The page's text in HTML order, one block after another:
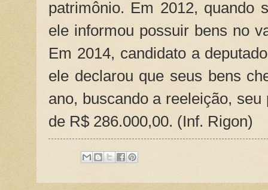
patrimônio. Em 2012, quando
ele informou possuir bens no
Em 2014, candidato a
ele declarou que seus bens
ano, buscando a reeleição,
de R$ 286.000,00. (Inf. Rigon)